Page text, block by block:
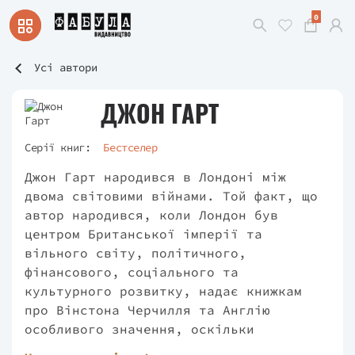
0
Усі автори
ДЖОН ГАРТ
Серії книг: Бестселер
Джон Гарт народився в Лондоні між
двома світовими війнами. Той факт, що
автор народився, коли Лондон був
центром Британської імперії та
вільного світу, політичного,
фінансового, соціального та
культурного розвитку, надає книжкам
про Вінстона Черчилля та Англію
особливого значення, оскільки